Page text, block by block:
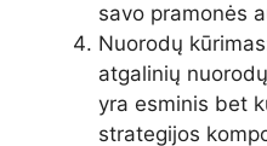
savo pramonės
Nuorodų
atgalinių
yra esminis bet
strategijos